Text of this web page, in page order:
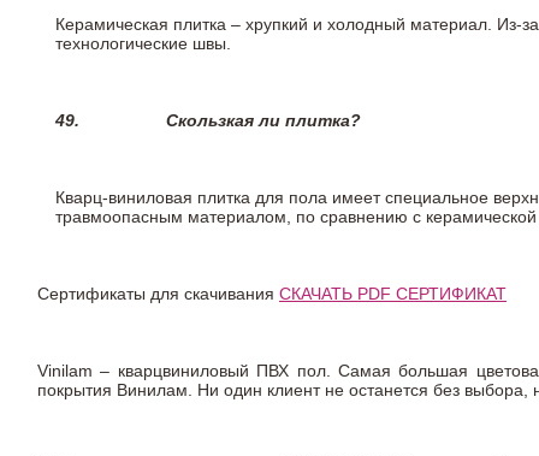
Керамическая плитка – хрупкий и холодный материал. Из-
технологические швы.
49. Скользкая ли плитка?
Кварц-виниловая плитка для пола имеет специальное
травмоопасным материалом, по сравнению с
Сертификаты для скачивания СКАЧАТЬ PDF СЕРТИФИКАТ
Vinilam – кварцвиниловый ПВХ пол. Самая большая
покрытия Винилам. Ни один клиент не останется без